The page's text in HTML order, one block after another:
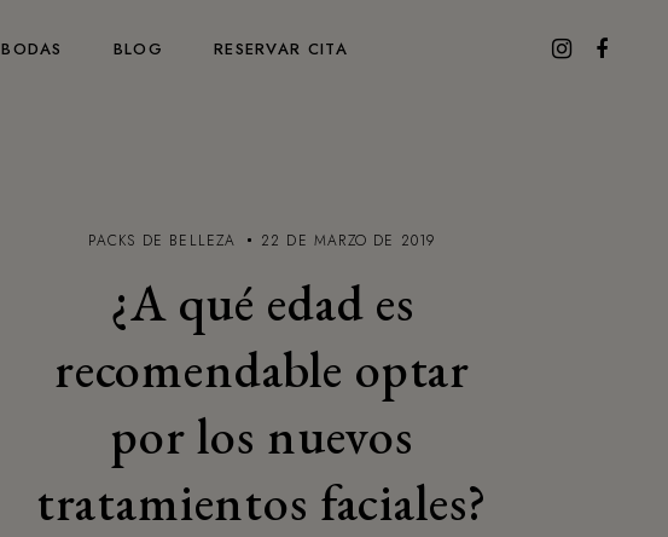
BODAS BLOG RESERVAR CITA
PACKS DE BELLEZA 22 DE MARZO DE 2019
¿A qué edad es
recomendable optar
por los nuevos
tratamientos faciales?